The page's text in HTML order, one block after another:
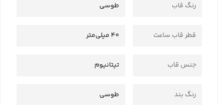
رنگ قاب طوسی
قطر قاب ساعت 40 میلی‌متر
جنس قاب تیتانیوم
رنگ بند طوسی